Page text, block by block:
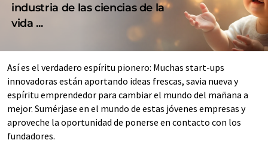
industria de las ciencias de la
vida ...
Así es el verdadero espíritu pionero: Muchas start-ups
innovadoras están aportando ideas frescas, savia nueva y
espíritu emprendedor para cambiar el mundo del mañana a
mejor. Sumérjase en el mundo de estas jóvenes empresas y
aproveche la oportunidad de ponerse en contacto con los
fundadores.